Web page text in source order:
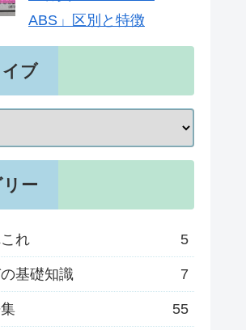
ABS」区別と特徴
ブ
ー
れ 5
基礎知識 7
55